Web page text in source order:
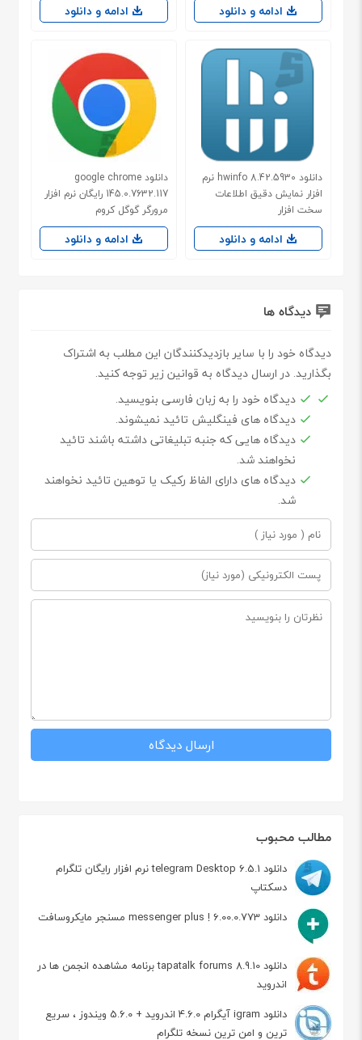
مطالب محبوب
دانلود telegram Desktop 6.5.1 نرم افزار رایگان تلگرام
دسکتاپ
دانلود messenger plus ! 6.00.0.773 مسنجر مایکروسافت
دانلود tapatalk forums 8.9.10 برنامه مشاهده انجمن ها در
اندروید
دانلود igram آیگرام 4.6.0 اندروید + 5.6.0 ویندوز ، سریع
ترین و امن ترین نسخه تلگرام
ادامه و دانلود ادامه و دانلود
دانلود hwinfo 8.42.5930 نرم
افزار نمایش دقیق اطلاعات
سخت افزار
ادامه و دانلود
دانلود google chrome
145.0.7632.117 رایگان نرم افزار
مرورگر گوگل کروم
ادامه و دانلود
دیدگاه ها
دیدگاه خود را با سایر بازدیدکنندگان این مطلب به اشتراک
بگذارید. در ارسال دیدگاه به قوانین زیر توجه کنید.
دیدگاه خود را به زبان فارسی بنویسید.
دیدگاه های فینگلیش تائید نمیشوند.
دیدگاه هایی که جنبه تبلیغاتی داشته باشند تائید
نخواهند شد.
دیدگاه های دارای الفاظ رکیک یا توهین تائید نخواهند
شد.